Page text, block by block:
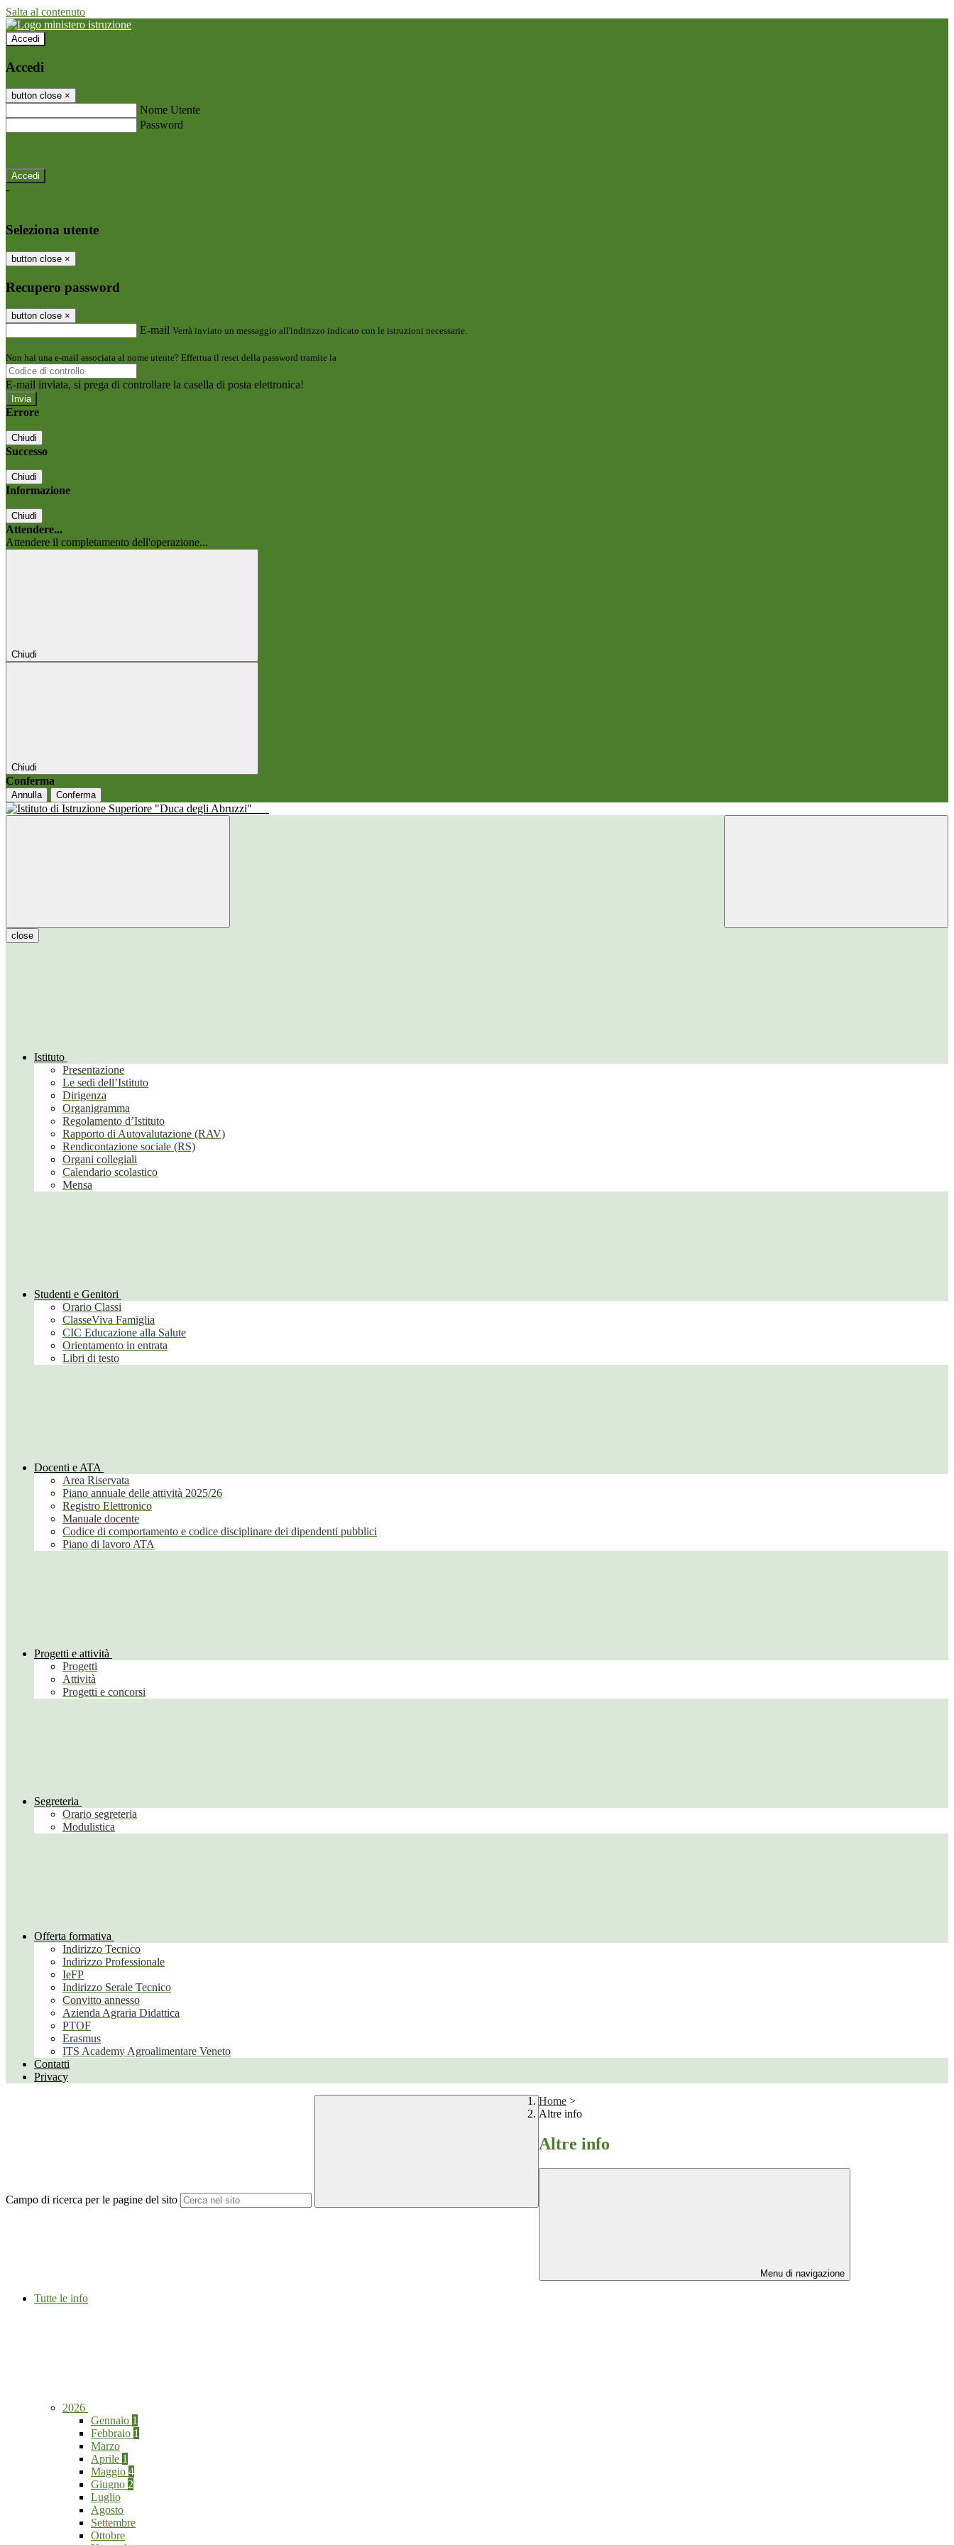
Salta al contenuto
Accedi
Accedi
button close ×
Nome Utente
Password
-
Seleziona utente
button close ×
Recupero password
button close ×
E-mail Verrà inviato un messaggio all'indirizzo indicato con le istruzioni necessarie.
Non hai una e-mail associata al nome utente? Effettua il reset della password tramite la
E-mail inviata, si prega di controllare la casella di posta elettronica!
Errore
Chiudi
Successo
Chiudi
Informazione
Chiudi
Attendere...
Attendere il completamento dell'operazione...
Chiudi
Chiudi
Conferma
Annulla Conferma
close
Istituto
Presentazione
Le sedi dell’Istituto
Dirigenza
Organigramma
Regolamento d’Istituto
Rapporto di Autovalutazione (RAV)
Rendicontazione sociale (RS)
Organi collegiali
Calendario scolastico
Mensa
Studenti e Genitori
Orario Classi
ClasseViva Famiglia
CIC Educazione alla Salute
Orientamento in entrata
Libri di testo
Docenti e ATA
Area Riservata
Piano annuale delle attività 2025/26
Registro Elettronico
Manuale docente
Codice di comportamento e codice disciplinare dei dipendenti pubblici
Piano di lavoro ATA
Progetti e attività
Progetti
Attività
Progetti e concorsi
Segreteria
Orario segreteria
Modulistica
Offerta formativa
Indirizzo Tecnico
Indirizzo Professionale
IeFP
Indirizzo Serale Tecnico
Convitto annesso
Azienda Agraria Didattica
PTOF
Erasmus
ITS Academy Agroalimentare Veneto
Contatti
Privacy
Campo di ricerca per le pagine del sito
Home >
Altre info
Altre info
Menu di navigazione
Tutte le info
2026
Gennaio 1
Febbraio 1
Marzo
Aprile 1
Maggio 4
Giugno 2
Luglio
Agosto
Settembre
Ottobre